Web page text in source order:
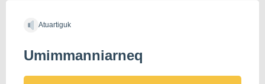
Atuartiguk
Umimmanniarneq